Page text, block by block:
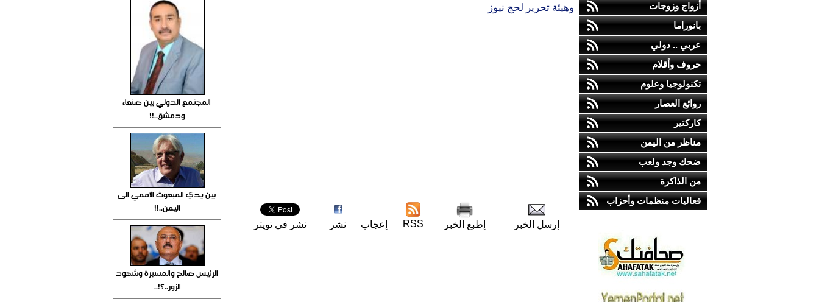
أزواج وزوجات
بانوراما
عربي .. دولي
حروف وأقلام
تكنولوجيا وعلوم
روائع العصار
كاركتير
مناظر من اليمن
ضحك وجد ولعب
من الذاكرة
فعاليات منظمات وأحزاب
وهيئة تحرير لحج نيوز
إرسل الخبر إطبع الخبر RSS إعجاب نشر نشر في تويتر
المجتمع الدولي بين صنعاء
ودمشق..!!
بين يدي المبعوث الأممي الى
اليمن..!!
الرئيس صالح والمسيرة وشهود
الزور..؟!..